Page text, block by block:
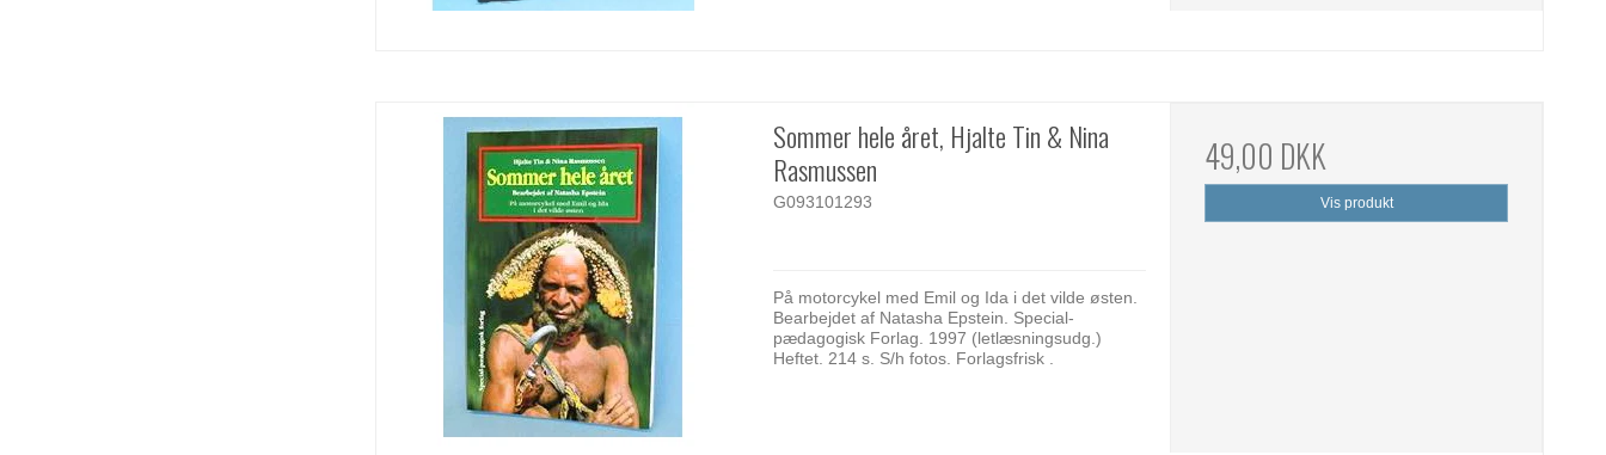
Sommer hele året, Hjalte Tin & Nina
Rasmussen
G093101293
På motorcykel med Emil og Ida i det vilde østen.
Bearbejdet af Natasha Epstein. Special-
pædagogisk Forlag. 1997 (letlæsningsudg.)
Heftet. 214 s. S/h fotos. Forlagsfrisk .
49,00 DKK
Vis produkt